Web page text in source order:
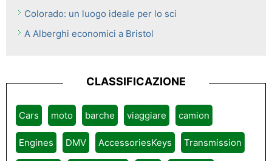
Colorado: un luogo ideale per lo sci
A Alberghi economici a Bristol
CLASSIFICAZIONE
Cars moto barche viaggiare camion
Engines DMV AccessoriesKeys Transmission